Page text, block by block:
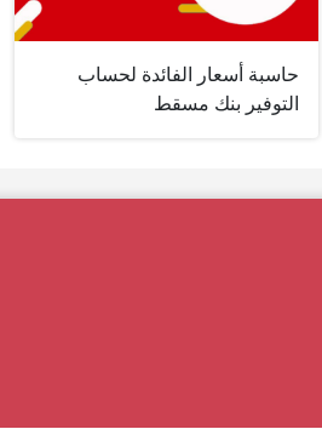
حاسبة أسعار الفائدة لحساب
التوفير بنك مسقط